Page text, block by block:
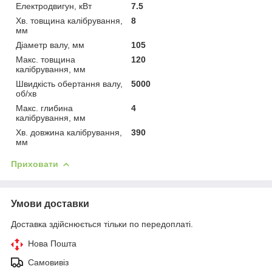
Електродвигун, кВт
7.5
Хв. товщина калібрування,
мм
8
Діаметр валу, мм
105
Макс. товщина
калібрування, мм
120
Швидкість обертання валу,
об/хв
5000
Макс. глибина
калібрування, мм
4
Хв. довжина калібрування,
мм
390
Приховати
Умови доставки
Доставка здійснюється тільки по передоплаті.
Нова Пошта
Самовивіз